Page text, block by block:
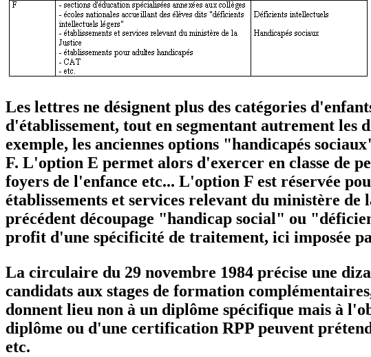
Les lettres ne désignent plus des catégories
d'établissement, tout en segmentant autrement les
exemple, les anciennes options "handicapés
F. L'option E permet alors d'exercer en classe de
foyers de l'enfance etc... L'option F est réservée
établissements et services relevant du ministère de
précédent découpage "handicap social" ou
profit d'une spécificité de traitement, ici imposée
La circulaire du 29 novembre 1984 précise une
candidats aux stages de formation
donnent lieu non à un diplôme spécifique mais à
diplôme ou d'une certification RPP peuvent
etc.